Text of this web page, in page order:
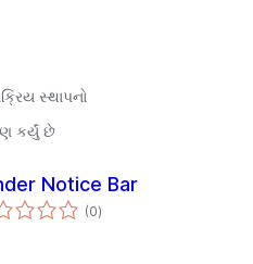
સ્થાપનો
કર્યું છે
Notice Bar
(0કુલ
રેટિંગ્સ
)